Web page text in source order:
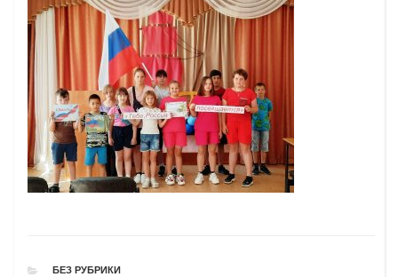
РУБРИКИ
БЕЗ РУБРИКИ